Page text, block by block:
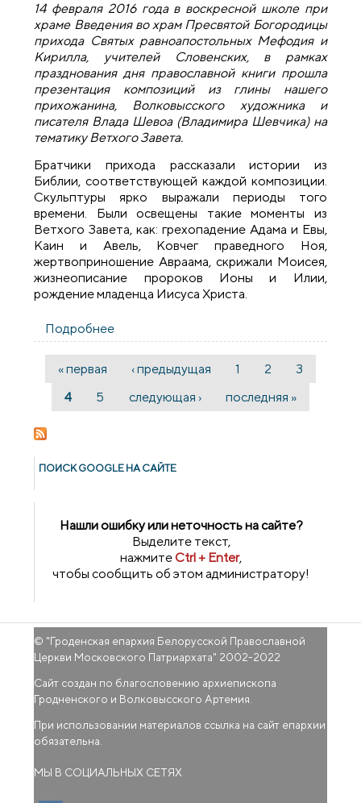
14 февраля 2016 года в воскресной школе при
храме Введения во храм Пресвятой Богородицы
прихода Святых равноапостольных Мефодия и
Кирилла, учителей Словенских, в рамках
празднования дня православной книги прошла
презентация композиций из глины нашего
прихожанина, Волковысского художника и
писателя Влада Шевоа (Владимира Шевчика) на
тематику Ветхого Завета.
Братчики прихода рассказали истории из
Библии, соответствующей каждой композиции.
Скульптуры ярко выражали периоды того
времени. Были освещены такие моменты из
Ветхого Завета, как: грехопадение Адама и Евы,
Каин и Авель, Ковчег праведного Ноя,
жертвоприношение Авраама, скрижали Моисея,
жизнеописание пророков Ионы и Илии,
рождение младенца Иисуса Христа.
Подробнее
Волковыска состоялась презентация
Страницы
« первая ‹ предыдущая 1 2
3
4
5 следующая › последняя »
ПОИСК GOОGLE НА САЙТЕ
Нашли ошибку или неточность на сайте?
Выделите текст,
нажмитеCtrl + Enter,
чтобы сообщить об этом администратору!
© "Гроденская епархия Белорусской Православной
Церкви Московского Патриархата" 2002-2022
Сайт создан по благословению архиепископа
Гродненского и Волковысского Артемия.
При использовании материалов ссылка на сайт епархии
обязательна.
МЫ В СОЦИАЛЬНЫХ СЕТЯХ